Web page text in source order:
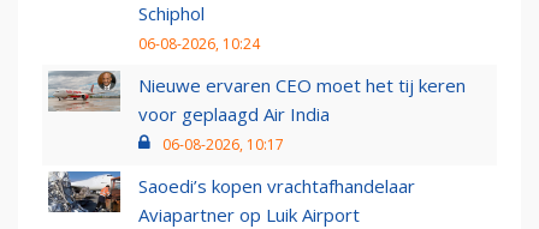
Schiphol
06-08-2026, 10:24
Nieuwe ervaren CEO moet het tij keren
voor geplaagd Air India
06-08-2026, 10:17
Saoedi’s kopen vrachtafhandelaar
Aviapartner op Luik Airport